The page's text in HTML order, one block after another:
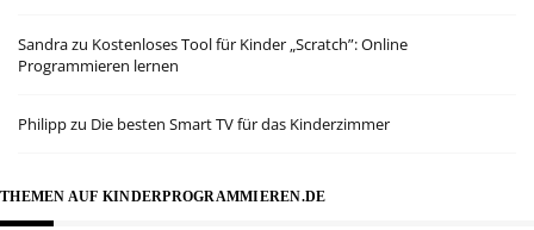
Sandrazu Kostenloses Tool für Kinder „Scratch”: Online
Programmieren lernen
Philippzu Die besten Smart TV für das Kinderzimmer
THEMEN AUF KINDERPROGRAMMIEREN.DE